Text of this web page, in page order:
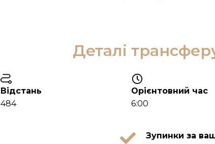
Деталі
Відстань
484
Орієнтовний час
6:00
Зупинки за